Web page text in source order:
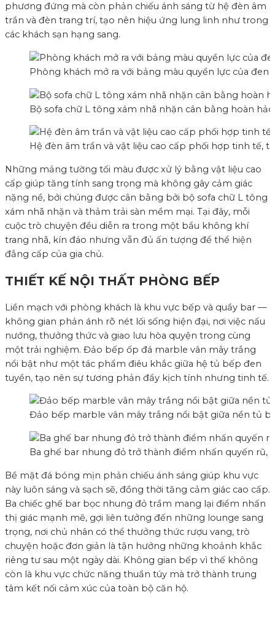
phương đứng mà còn phản chiếu ánh sáng từ hệ đèn âm
trần và đèn trang trí, tạo nên hiệu ứng lung linh như trong
các khách sạn hạng sang.
Phòng khách mở ra với bảng màu quyền lực của
Bộ sofa chữ L tông xám nhã nhặn cân bằng hoàn
Hệ đèn âm trần và vật liệu cao cấp phối hợp tinh
Những mảng tường tối màu được xử lý bằng vật liệu cao
cấp giúp tăng tính sang trọng mà không gây cảm giác
nặng nề, bởi chúng được cân bằng bởi bộ sofa chữ L tông
xám nhã nhặn và thảm trải sàn mềm mại. Tại đây, mỗi
cuộc trò chuyện đều diễn ra trong một bầu không khí
trang nhã, kín đáo nhưng vẫn đủ ấn tượng để thể hiện
đẳng cấp của gia chủ.
THIẾT KẾ NỘI THẤT PHÒNG BẾP
Liền mạch với phòng khách là khu vực bếp và quầy bar —
không gian phản ánh rõ nét lối sống hiện đại, nơi việc nấu
nướng, thưởng thức và giao lưu hòa quyện trong cùng
một trải nghiệm. Đảo bếp ốp đá marble vân mây trắng
nổi bật như một tác phẩm điêu khắc giữa hệ tủ bếp đen
tuyền, tạo nên sự tương phản đầy kịch tính nhưng tinh tế.
Đảo bếp marble vân mây trắng nổi bật giữa nền tủ
Ba ghế bar nhung đỏ trở thành điểm nhấn quyến
Bề mặt đá bóng mịn phản chiếu ánh sáng giúp khu vực
này luôn sáng và sạch sẽ, đồng thời tăng cảm giác cao cấp.
Ba chiếc ghế bar bọc nhung đỏ trầm mang lại điểm nhấn
thị giác mạnh mẽ, gợi liên tưởng đến những lounge sang
trọng, nơi chủ nhân có thể thưởng thức rượu vang, trò
chuyện hoặc đơn giản là tận hưởng những khoảnh khắc
riêng tư sau một ngày dài. Không gian bếp vì thế không
còn là khu vực chức năng thuần túy mà trở thành trung
tâm kết nối cảm xúc của toàn bộ căn hộ.